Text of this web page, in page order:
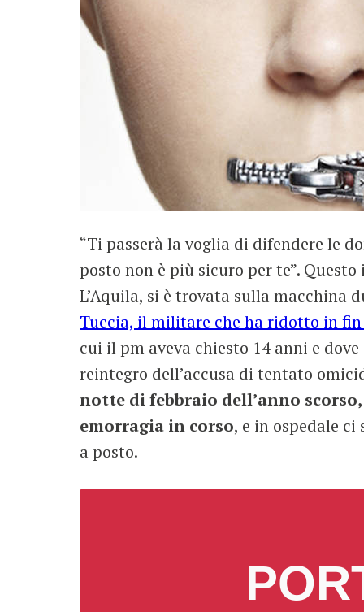
“Ti passerà la voglia di difendere le
posto non è più sicuro per te”.
L’Aquila, si è trovata sulla macchina
Tuccia, il militare che ha ridotto in
cui il pm aveva chiesto 14 anni e
reintegro dell’accusa di tentato
notte di febbraio dell’anno
emorragia in corso, e in ospedale
a posto.